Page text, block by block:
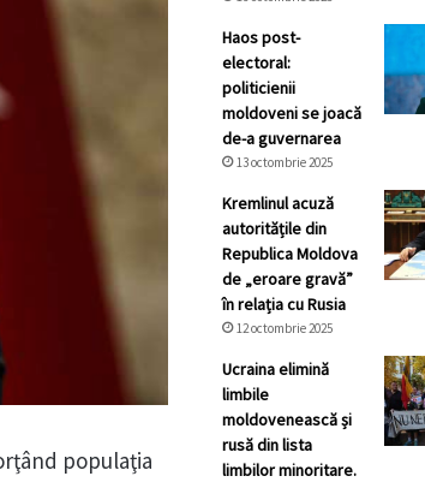
populaţia
Haos post-
electoral:
politicienii
moldoveni se joacă
de-a guvernarea
13 octombrie 2025
Kremlinul acuză
autoritățile din
Republica Moldova
de „eroare gravă”
în relația cu Rusia
12 octombrie 2025
Ucraina elimină
limbile
moldovenească și
rusă din lista
limbilor minoritare.